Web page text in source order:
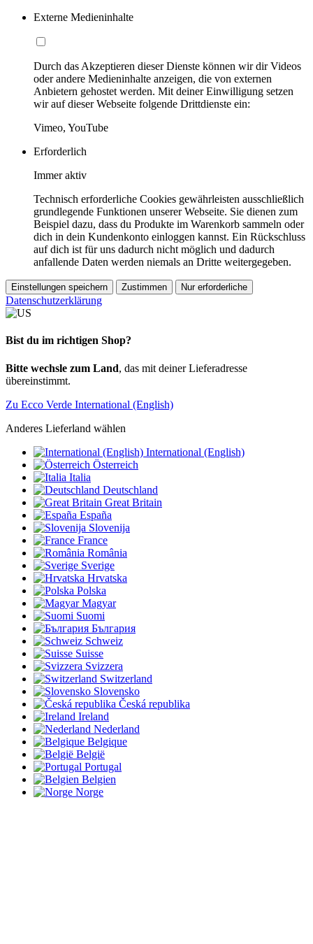
Externe Medieninhalte
Durch das Akzeptieren dieser Dienste können wir dir Videos
oder andere Medieninhalte anzeigen, die von externen
Anbietern gehostet werden. Mit deiner Einwilligung setzen
wir auf dieser Webseite folgende Drittdienste ein:
Vimeo, YouTube
Erforderlich
Immer aktiv
Technisch erforderliche Cookies gewährleisten ausschließlich
grundlegende Funktionen unserer Webseite. Sie dienen zum
Beispiel dazu, dass du Produkte im Warenkorb sammeln oder
dich in dein Kundenkonto einloggen kannst. Ein Rückschluss
auf dich ist für uns dadurch nicht möglich und dadurch
anfallende Daten werden niemals an Dritte weitergegeben.
Einstellungen speichern Zustimmen Nur erforderliche
Datenschutzerklärung
Bist du im richtigen Shop?
Bitte wechsle zum Land, das mit deiner Lieferadresse
übereinstimmt.
Zu Ecco Verde International (English)
Anderes Lieferland wählen
International (English)
Österreich
Italia
Deutschland
Great Britain
España
Slovenija
France
România
Sverige
Hrvatska
Polska
Magyar
Suomi
България
Schweiz
Suisse
Svizzera
Switzerland
Slovensko
Česká republika
Ireland
Nederland
Belgique
België
Portugal
Belgien
Norge